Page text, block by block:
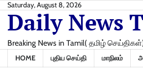
Skip
content
Saturday, August 8, 2026
Daily News
Breaking News in Tamil( தமிழ்
HOME புதிய செய்தி மாநிலம்